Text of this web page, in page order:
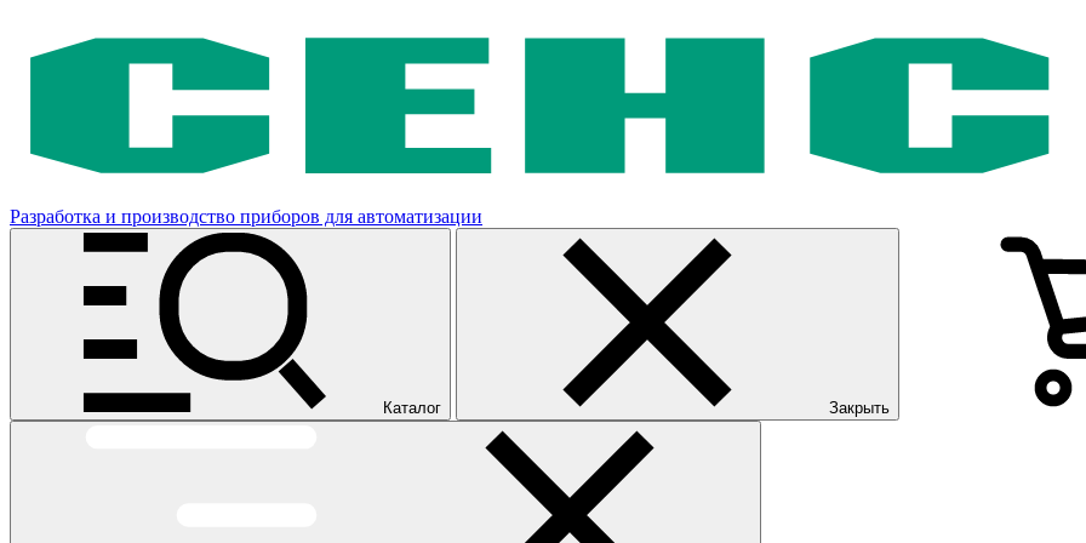
Разработка и производство приборов для автоматизации
Каталог Закрыть